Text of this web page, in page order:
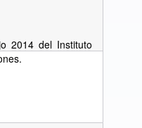
2014 del Instituto